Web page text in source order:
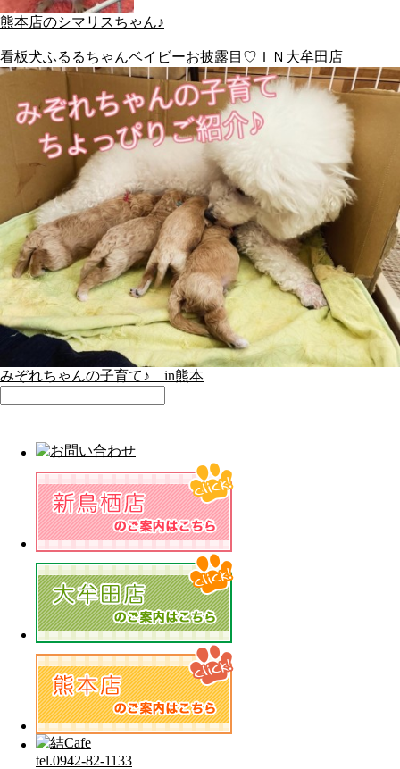
熊本店のシマリスちゃん♪
看板犬ふるるちゃんベイビーお披露目♡ＩＮ大牟田店
みぞれちゃんの子育て♪ in熊本
tel.0942-82-1133